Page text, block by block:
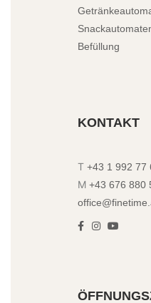
Befüllung
KONTAKT
T +43 1 992 77
M +43 676 880